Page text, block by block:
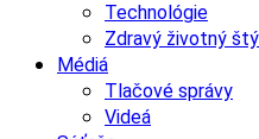
Technológie
Zdravý životný štýl
Médiá
Tlačové správy
Videá